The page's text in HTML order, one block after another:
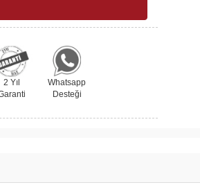
2 Yıl
Whatsapp
Desteği